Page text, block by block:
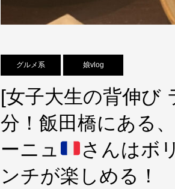
グルメ系 娘vlog
[女子大生の背伸び
分！飯田橋にある
ーニュ
さんはボ
ンチが楽しめる！